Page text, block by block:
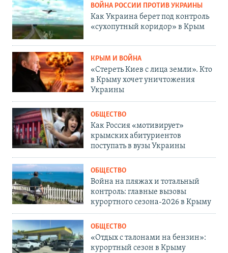
ВОЙНА РОССИИ ПРОТИВ УКРАИНЫ
Как Украина берет под контроль
«сухопутный коридор» в Крым
КРЫМ И ВОЙНА
«Стереть Киев с лица земли». Кто
в Крыму хочет уничтожения
Украины
ОБЩЕСТВО
Как Россия «мотивирует»
крымских абитуриентов
поступать в вузы Украины
ОБЩЕСТВО
Война на пляжах и тотальный
контроль: главные вызовы
курортного сезона-2026 в Крыму
ОБЩЕСТВО
«Отдых с талонами на бензин»:
курортный сезон в Крыму